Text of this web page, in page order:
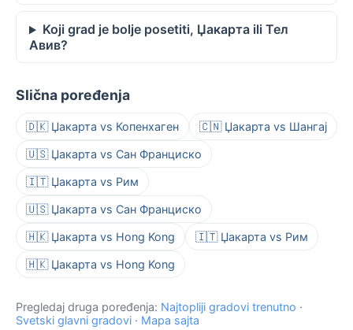
Koji grad je bolje posetiti, Џакарта ili Тел
Авив?
Slična poređenja
🇩🇰 Џакарта vs Копенхаген 🇨🇳 Џакарта vs Шангај
🇺🇸 Џакарта vs Сан Франциско
🇮🇹 Џакарта vs Рим
🇺🇸 Џакарта vs Сан Франциско
🇭🇰 Џакарта vs Hong Kong 🇮🇹 Џакарта vs Рим
🇭🇰 Џакарта vs Hong Kong
Pregledaj druga poređenja: Najtopliji gradovi trenutno ·
Svetski glavni gradovi · Mapa sajta